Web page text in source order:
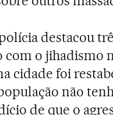
destacou
com o jihadismo
cidade foi
não
de que o